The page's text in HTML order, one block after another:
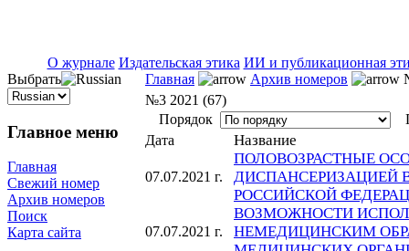
О журнале Издательская этика ИИ и публикационная
Выбрать
Главное меню
Главная
Свежий номер
Архив номеров
Поиск
Карта сайта
Главная Архив номеров
№3 2021 (67)
Порядок
Дата
Название
07.07.2021 г.
ПОЛОВОЗРАСТНЫЕ
ДИСПАНСЕРИЗАЦИЕЙ
РОССИЙСКОЙ
07.07.2021 г.
ВОЗМОЖНОСТИ
НЕМЕДИЦИНСКИМ